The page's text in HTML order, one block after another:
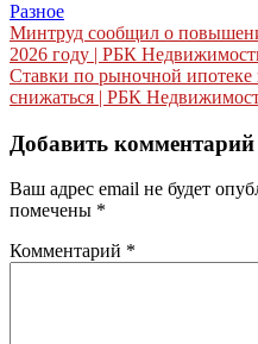
Разное
Навигация
по
записям
Минтруд сообщил о
2026 году | РБК
Ставки по рыночной
снижаться | РБК
Добавить комментарий
Ваш адрес email не будет
помечены *
Комментарий *